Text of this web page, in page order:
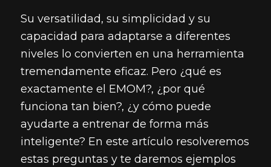
Su versatilidad, su simplicidad y su
capacidad para adaptarse a diferentes
niveles lo convierten en una herramienta
tremendamente eficaz. Pero ¿qué es
exactamente el EMOM?, ¿por qué
funciona tan bien?, ¿y cómo puede
ayudarte a entrenar de forma más
inteligente? En este artículo resolveremos
estas preguntas y te daremos ejemplos